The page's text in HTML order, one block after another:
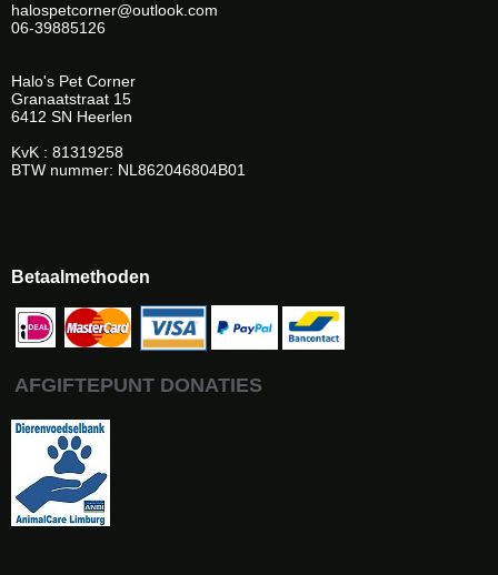
halospetcorner@outlook.com
06-39885126
Halo's Pet Corner
Granaatstraat 15
6412 SN Heerlen
KvK : 81319258
BTW nummer: NL862046804B01
Betaalmethoden
AFGIFTEPUNT DONATIES